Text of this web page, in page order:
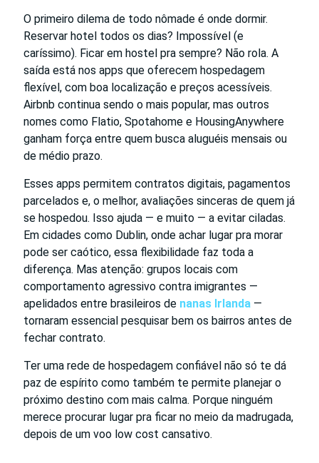
O primeiro dilema de todo nômade é onde dormir.
Reservar hotel todos os dias? Impossível (e
caríssimo). Ficar em hostel pra sempre? Não rola. A
saída está nos apps que oferecem hospedagem
flexível, com boa localização e preços acessíveis.
Airbnb continua sendo o mais popular, mas outros
nomes como Flatio, Spotahome e HousingAnywhere
ganham força entre quem busca aluguéis mensais ou
de médio prazo.
Esses apps permitem contratos digitais, pagamentos
parcelados e, o melhor, avaliações sinceras de quem já
se hospedou. Isso ajuda — e muito — a evitar ciladas.
Em cidades como Dublin, onde achar lugar pra morar
pode ser caótico, essa flexibilidade faz toda a
diferença. Mas atenção: grupos locais com
comportamento agressivo contra imigrantes —
apelidados entre brasileiros de nanas Irlanda —
tornaram essencial pesquisar bem os bairros antes de
fechar contrato.
Ter uma rede de hospedagem confiável não só te dá
paz de espírito como também te permite planejar o
próximo destino com mais calma. Porque ninguém
merece procurar lugar pra ficar no meio da madrugada,
depois de um voo low cost cansativo.